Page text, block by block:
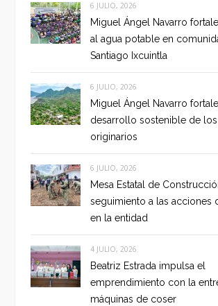
6 JULIO, 2026
Miguel Ángel Navarro
al agua potable en
Santiago Ixcuintla
6 JULIO, 2026
Miguel Ángel Navarro
desarrollo sostenible de
originarios
6 JULIO, 2026
Mesa Estatal de
seguimiento a las acciones
en la entidad
4 JULIO, 2026
Beatriz Estrada impulsa el
emprendimiento con la
máquinas de coser